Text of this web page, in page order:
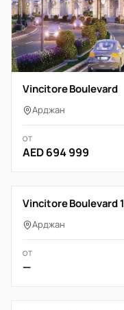
Vincitore Boulevard
Арджан
ОТ
AED 694 999
Vincitore Boulevard 1
Арджан
ОТ
—